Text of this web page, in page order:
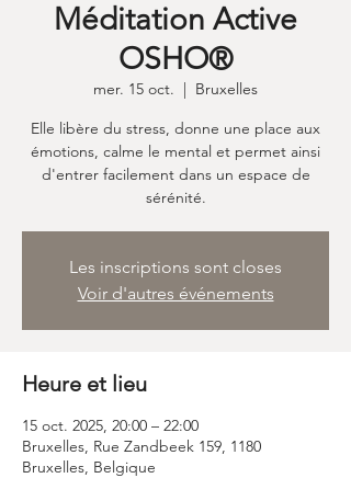
Méditation Active
OSHO®
mer. 15 oct.
  |
Bruxelles
Elle libère du stress, donne une place aux
émotions, calme le mental et permet ainsi
d'entrer facilement dans un espace de
sérénité.
Les inscriptions sont closes
Voir d'autres événements
Heure et lieu
15 oct. 2025, 20:00 – 22:00
Bruxelles, Rue Zandbeek 159, 1180
Bruxelles, Belgique